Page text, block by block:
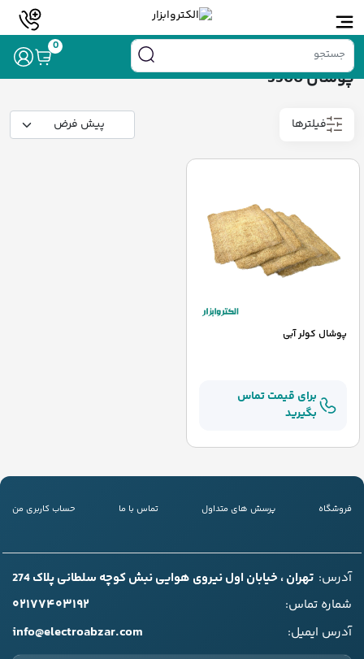
0 خانه/ محصولات برچسب خورده “پوشال 5500”
پوشال 5500
فیلترها
پوشال کولر آبی
برای قیمت تماس
بگیرید
فروشگاه پرسش های متداول تماس با ما حساب کاربری من
آدرس: تهران ، خیابان اول نیروی هوایی نبش کوچه سلطانی پلاک 274
شماره تماس:
۰۲۱۷۷۴۰۳۱۹۲
آدرس ایمیل: info@electroabzar.com